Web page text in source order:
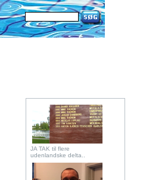
JA TAK til flere
udenlandske delta..